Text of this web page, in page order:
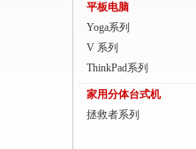
ThinkPad
ThinkStation工作站
联想服务器
平板电脑
Yoga系列
V 系列
ThinkPad系列
家用分体台式机
拯救者系列